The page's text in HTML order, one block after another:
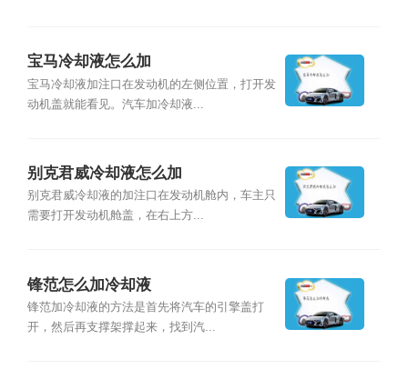
宝马冷却液怎么加
宝马冷却液加注口在发动机的左侧位置，打开发
动机盖就能看见。汽车加冷却液...
别克君威冷却液怎么加
别克君威冷却液的加注口在发动机舱内，车主只
需要打开发动机舱盖，在右上方...
锋范怎么加冷却液
锋范加冷却液的方法是首先将汽车的引擎盖打
开，然后再支撑架撑起来，找到汽...